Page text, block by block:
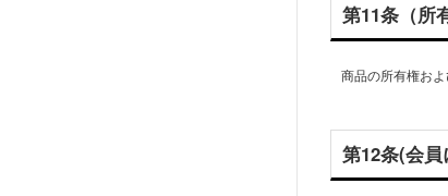
第11条（所
商品の所有権お
第12条(会